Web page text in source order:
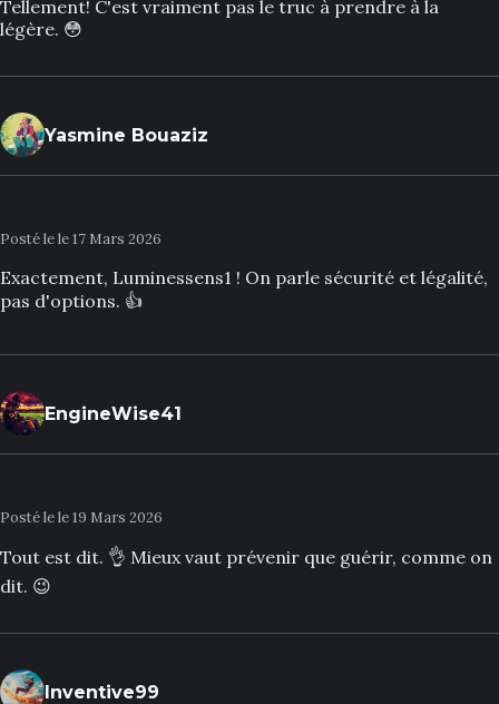
Tellement! C'est vraiment pas le truc à prendre à la
légère. 😳
Yasmine Bouaziz
Posté le le 17 Mars 2026
Exactement, Luminessens1 ! On parle sécurité et légalité,
pas d'options. 👍
EngineWise41
Posté le le 19 Mars 2026
Tout est dit. 👌 Mieux vaut prévenir que guérir, comme on
dit. 😉
Inventive99